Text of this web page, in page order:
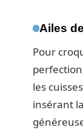
Ailes
Pour
les
insérant